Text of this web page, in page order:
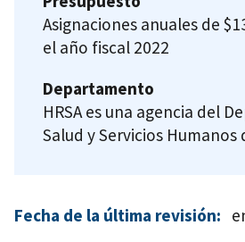
Asignaciones anuales de
el año fiscal 2022
Departamento
HRSA es una agencia del
Salud y Servicios Humanos
Fecha de la última revisión: